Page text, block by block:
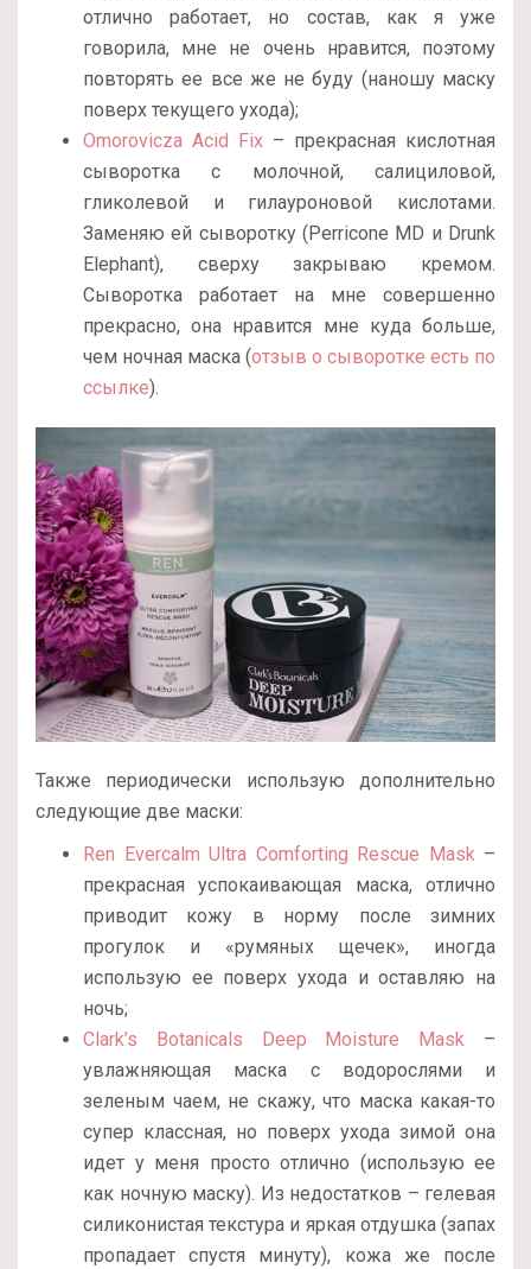
отлично работает, но состав, как я уже
говорила, мне не очень нравится, поэтому
повторять ее все же не буду (наношу маску
поверх текущего ухода);
Omorovicza Acid Fix – прекрасная кислотная
сыворотка с молочной, салициловой,
гликолевой и гилауроновой кислотами.
Заменяю ей сыворотку (Perricone MD и Drunk
Elephant), сверху закрываю кремом.
Сыворотка работает на мне совершенно
прекрасно, она нравится мне куда больше,
чем ночная маска (отзыв о сыворотке есть по
ссылке).
Также периодически использую дополнительно
следующие две маски:
Ren Evercalm Ultra Comforting Rescue Mask –
прекрасная успокаивающая маска, отлично
приводит кожу в норму после зимних
прогулок и «румяных щечек», иногда
использую ее поверх ухода и оставляю на
ночь;
Сlark’s Botanicals Deep Moisture Mask –
увлажняющая маска с водорослями и
зеленым чаем, не скажу, что маска какая-то
супер классная, но поверх ухода зимой она
идет у меня просто отлично (использую ее
как ночную маску). Из недостатков – гелевая
силиконистая текстура и яркая отдушка (запах
пропадает спустя минуту), кожа же после